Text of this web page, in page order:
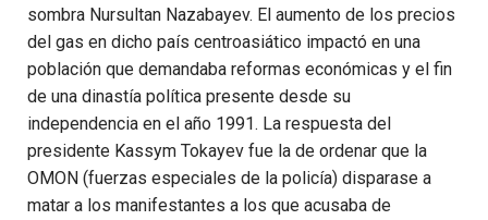
sombra Nursultan Nazabayev. El aumento de los precios
del gas en dicho país centroasiático impactó en una
población que demandaba reformas económicas y el fin
de una dinastía política presente desde su
independencia en el año 1991. La respuesta del
presidente Kassym Tokayev fue la de ordenar que la
OMON (fuerzas especiales de la policía) disparase a
matar a los manifestantes a los que acusaba de